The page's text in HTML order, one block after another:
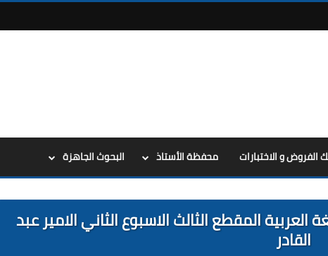
الفروض و الاختبارات محفظة الأستاذ البحوث الجاهزة
ابتدائي في اللغة العربية المقطع الثالث الاسبوع الثاني الامير عبد
القادر